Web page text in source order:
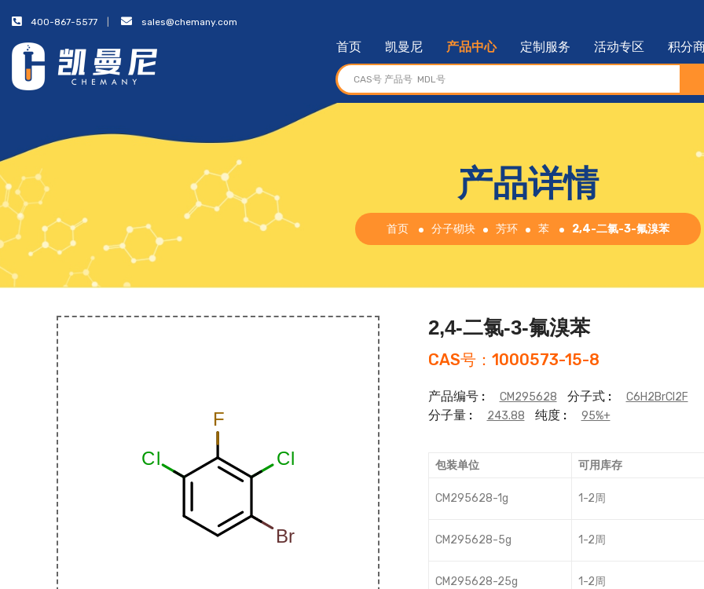
400-867-5577 sales@chemany.com
首页 凯曼尼 产品中心 定制服务 活动专区 积分
产品详情
首页 分子砌块 芳环 苯 2,4-二氯-3-氟溴苯
2,4-二氯-3-氟溴苯
CAS号：1000573-15-8
产品编号 : CM295628 分子式 : C6H2BrCl2F
分子量 : 243.88 纯度 : 95%+
包装单位 可用库存
CM295628-1g 1-2周
CM295628-5g 1-2周
CM295628-25g 1-2周